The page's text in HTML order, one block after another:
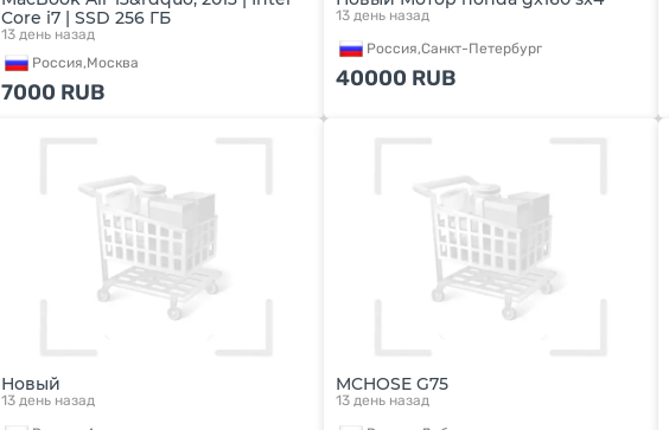
Core i7 | SSD 256 ГБ
13 день назад
Россия,Москва
7000 RUB
13 день назад
Россия,Санкт-Петербург
40000 RUB
Новый
13 день назад
MCHOSE G75
13 день назад